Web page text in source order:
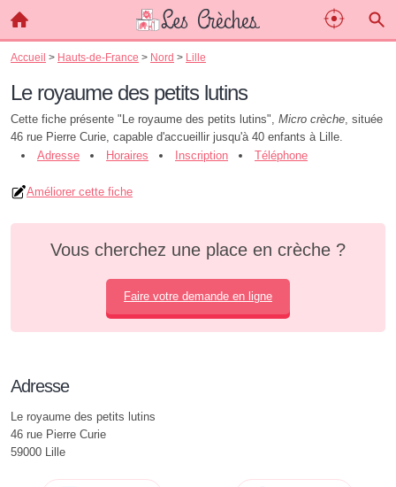
Accueil > Hauts-de-France > Nord > Lille
Le royaume des petits lutins
Cette fiche présente "Le royaume des petits lutins", Micro crèche, située
46 rue Pierre Curie, capable d'accueillir jusqu'à 40 enfants à Lille.
Adresse
Horaires Inscription Téléphone
Améliorer cette fiche
Vous cherchez une place en crèche ?
Faire votre demande en ligne
Adresse
Le royaume des petits lutins
46 rue Pierre Curie
59000 Lille